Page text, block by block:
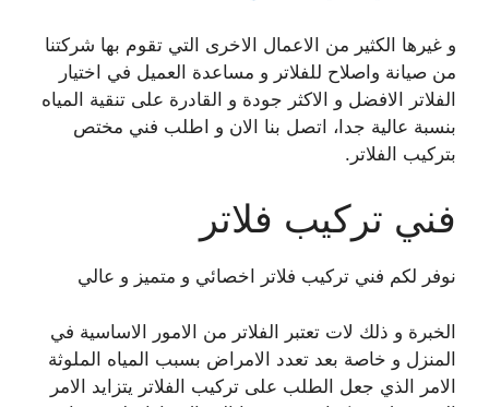
و غيرها الكثير من الاعمال الاخرى التي تقوم بها شركتنا
من صيانة واصلاح للفلاتر و مساعدة العميل في اختيار
الفلاتر الافضل و الاكثر جودة و القادرة على تنقية المياه
بنسبة عالية جدا، اتصل بنا الان و اطلب فني مختص
بتركيب الفلاتر.
فني تركيب فلاتر
نوفر لكم فني تركيب فلاتر اخصائي و متميز و عالي
الخبرة و ذلك لات تعتبر الفلاتر من الامور الاساسية في
المنزل و خاصة بعد تعدد الامراض بسبب المياه الملوثة
الامر الذي جعل الطلب على تركيب الفلاتر يتزايد الامر